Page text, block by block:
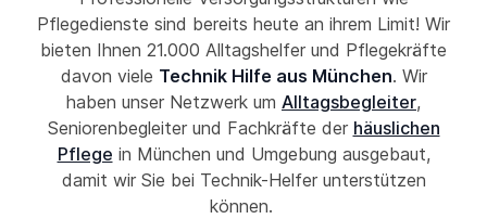
Pflegedienste sind bereits heute an ihrem Limit! Wir
bieten Ihnen 21.000 Alltagshelfer und Pflegekräfte
davon viele Technik Hilfe aus München. Wir
haben unser Netzwerk um Alltagsbegleiter,
Seniorenbegleiter und Fachkräfte der häuslichen
Pflege in München und Umgebung ausgebaut,
damit wir Sie bei Technik-Helfer unterstützen
können.